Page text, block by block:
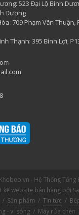
523 Đại Lộ Bình
Dương
709 Phạm Văn Thuận,
Thạnh: 395 Bình Lợi,
- Hệ Thống Tổng
kế website bán hàng bởi
/ Sản phẩm / Tin tức /
- vi sóng / Máy rửa chén